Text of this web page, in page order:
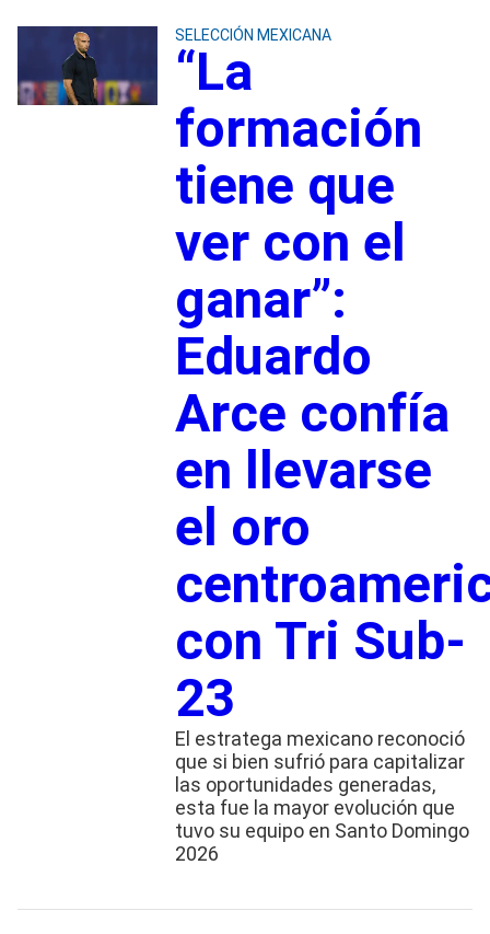
SELECCIÓN MEXICANA
“La
formación
tiene que
ver con el
ganar”:
Eduardo
Arce confía
en llevarse
el oro
con Tri Sub-
23
El estratega mexicano reconoció
que si bien sufrió para capitalizar
las oportunidades generadas,
esta fue la mayor evolución que
tuvo su equipo en Santo Domingo
2026